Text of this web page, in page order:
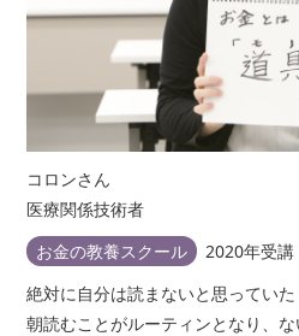
vol.14 相続・贈与の賢い付き合
study 1 相続の基本
14-1-1 相続の基本
14-1-2 相続の流れ
14-1-3 相続税が課税される人、
study 2 財産目録・遺言書
14-2-1 財産目録をつくる
14-2-2 遺言書を書いておこう
コロンさん
医療関係技術者
お金の教養スクール
2020年受講
絶対に自分は読まないと思ってい
朝読むことがルーティンとなり、な